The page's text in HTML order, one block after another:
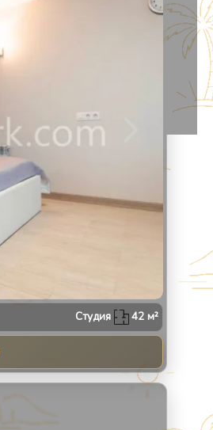
Студия 42м²